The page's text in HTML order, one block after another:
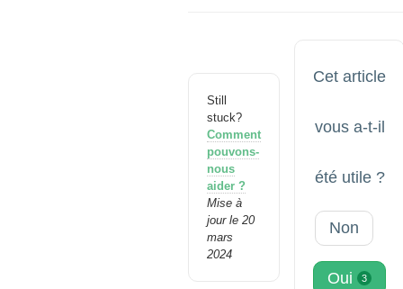
Still
stuck?
Comment
pouvons-
nous
aider ?
Mise à
jour le 20
mars
2024
Cet article
vous a-t-il
été utile ?
Non
Oui 3